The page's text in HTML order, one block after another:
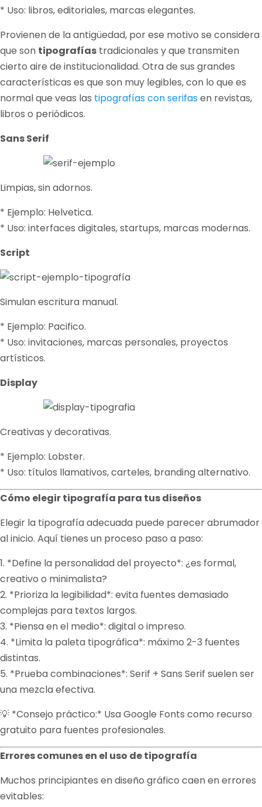
* Uso: libros, editoriales, marcas elegantes.
Provienen de la antigüedad, por ese motivo se considera
que son tipografías tradicionales y que transmiten
cierto aire de institucionalidad. Otra de sus grandes
características es que son muy legibles, con lo que es
normal que veas las tipografías con serifasen revistas,
libros o periódicos.
Sans Serif
Limpias, sin adornos.
* Ejemplo: Helvetica.
* Uso: interfaces digitales, startups, marcas modernas.
Script
Simulan escritura manual.
* Ejemplo: Pacifico.
* Uso: invitaciones, marcas personales, proyectos
artísticos.
Display
Creativas y decorativas.
* Ejemplo: Lobster.
* Uso: títulos llamativos, carteles, branding alternativo.
Cómo elegir tipografía para tus diseños
Elegir la tipografía adecuada puede parecer abrumador
al inicio. Aquí tienes un proceso paso a paso:
1. *Define la personalidad del proyecto*: ¿es formal,
creativo o minimalista?
2. *Prioriza la legibilidad*: evita fuentes demasiado
complejas para textos largos.
3. *Piensa en el medio*: digital o impreso.
4. *Limita la paleta tipográfica*: máximo 2-3 fuentes
distintas.
5. *Prueba combinaciones*: Serif + Sans Serif suelen ser
una mezcla efectiva.
💡 *Consejo práctico:* Usa Google Fonts como recurso
gratuito para fuentes profesionales.
Errores comunes en el uso de tipografía
Muchos principiantes en diseño gráfico caen en errores
evitables: